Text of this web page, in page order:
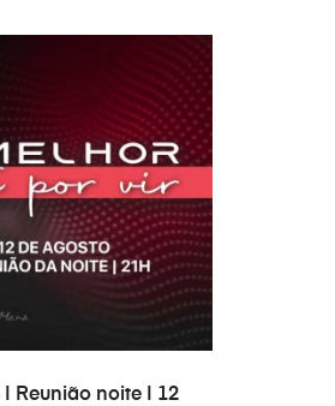
ADD TO CART
| Reunião noite | 12